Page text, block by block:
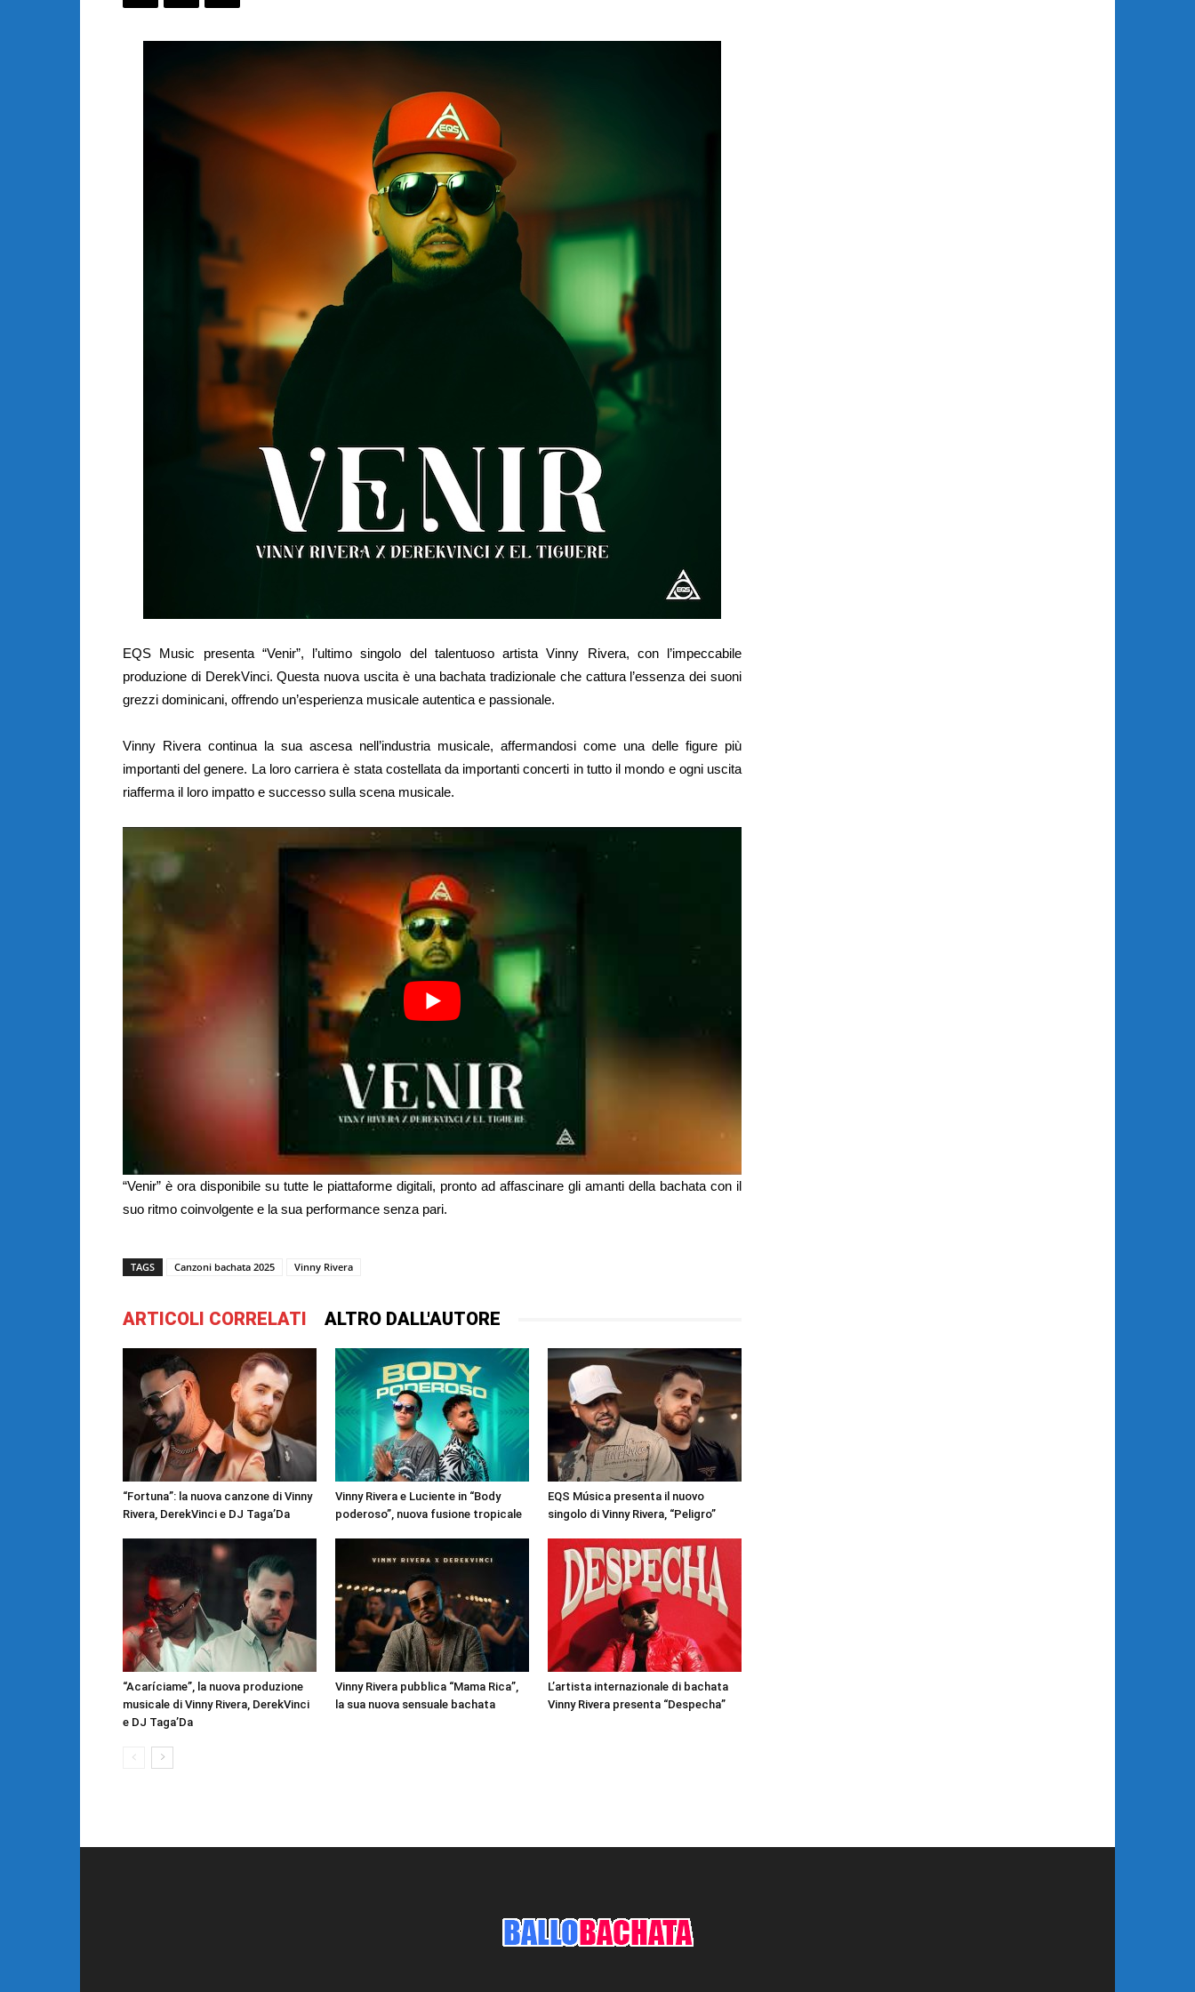
EQS Music presenta “Venir”, l’ultimo singolo del talentuoso artista Vinny Rivera, con l’impeccabile
produzione di DerekVinci. Questa nuova uscita è una bachata tradizionale che cattura l’essenza dei suoni
grezzi dominicani, offrendo un’esperienza musicale autentica e passionale.
Vinny Rivera continua la sua ascesa nell’industria musicale, affermandosi come una delle figure più
importanti del genere. La loro carriera è stata costellata da importanti concerti in tutto il mondo e ogni uscita
riafferma il loro impatto e successo sulla scena musicale.
“Venir” è ora disponibile su tutte le piattaforme digitali, pronto ad affascinare gli amanti della bachata con il
suo ritmo coinvolgente e la sua performance senza pari.
TAGS Canzoni bachata 2025 Vinny Rivera
ARTICOLI CORRELATI ALTRO DALL'AUTORE
“Fortuna”: la nuova canzone di Vinny
Rivera, DerekVinci e DJ Taga’Da
Vinny Rivera e Luciente in “Body
poderoso”, nuova fusione tropicale
EQS Música presenta il nuovo
singolo di Vinny Rivera, “Peligro”
“Acaríciame”, la nuova produzione
musicale di Vinny Rivera, DerekVinci
e DJ Taga’Da
Vinny Rivera pubblica “Mama Rica”,
la sua nuova sensuale bachata
L’artista internazionale di bachata
Vinny Rivera presenta “Despecha”